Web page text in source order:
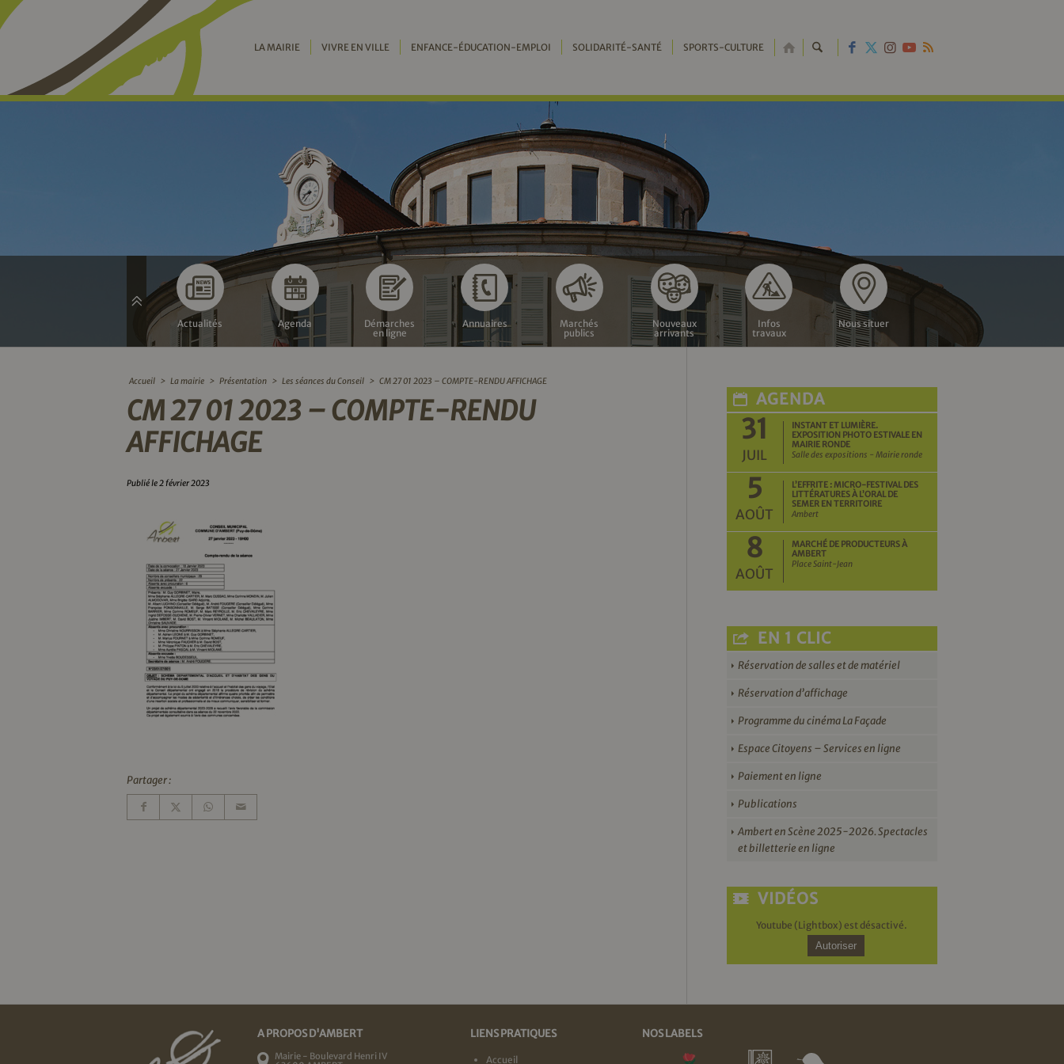
LA MAIRIE VIVRE EN VILLE ENFANCE-ÉDUCATION-EMPLOI SOLIDARITÉ-SANTÉ SPORTS-CULTURE RETOUR
Actualités Agenda
Démarches
en ligne
Annuaires
Marchés
publics
Nouveaux
arrivants
Infos
travaux
Nous situer
Accueil > La mairie > Présentation > Les séances du Conseil > CM 27 01 2023 – COMPTE-RENDU AFFICHAGE
CM 27 01 2023 – COMPTE-RENDU
AFFICHAGE
Publié le 2 février 2023
Partager :
AGENDA
31
JUIL
INSTANT ET LUMIÈRE.
EXPOSITION PHOTO ESTIVALE EN
MAIRIE RONDE
Salle des expositions - Mairie ronde
5
AOÛT
L’EFFRITE : MICRO-FESTIVAL DES
LITTÉRATURES À L’ORAL DE
SEMER EN TERRITOIRE
Ambert
8
AOÛT
MARCHÉ DE PRODUCTEURS À
AMBERT
Place Saint-Jean
EN 1 CLIC
Réservation de salles et de matériel
Réservation d’affichage
Programme du cinéma La Façade
Espace Citoyens – Services en ligne
Paiement en ligne
Publications
Ambert en Scène 2025-2026. Spectacles
et billetterie en ligne
VIDÉOS
Youtube (Lightbox) est désactivé.
Autoriser
A PROPOS D'AMBERT
Mairie - Boulevard Henri IV
LIENS PRATIQUES
Accueil
NOS LABELS